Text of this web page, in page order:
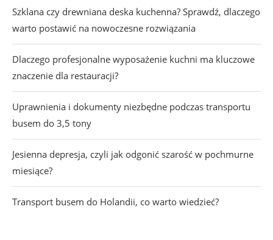
Szklana czy drewniana deska kuchenna? Sprawdź, dlaczego
warto postawić na nowoczesne rozwiązania
Dlaczego profesjonalne wyposażenie kuchni ma kluczowe
znaczenie dla restauracji?
Uprawnienia i dokumenty niezbędne podczas transportu
busem do 3,5 tony
Jesienna depresja, czyli jak odgonić szarość w pochmurne
miesiące?
Transport busem do Holandii, co warto wiedzieć?